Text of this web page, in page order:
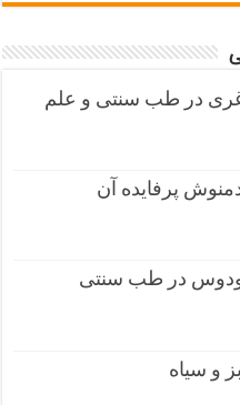
در طب سنتی و علم
پرفایده آن
در طب سنتی
و سیاه